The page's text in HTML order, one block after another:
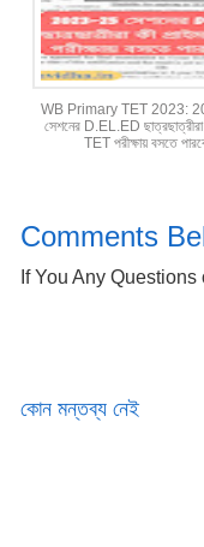
WB Primary TET 2023:
সেশনের D.EL.ED ছাত্রছাত্রীরা
TET পরীক্ষায় বসতে
Comments
If You Any
কোন মন্তব্য নেই